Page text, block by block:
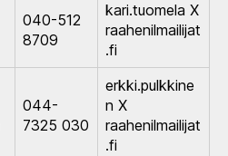
040-512
8709
kari.tuomela X
raahenilmailijat
.fi
044-
7325 030
erkki.pulkkine
n X
raahenilmailijat
.fi